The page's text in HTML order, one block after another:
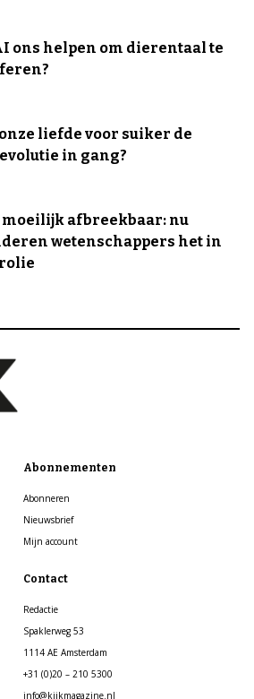
ons helpen om dierentaal te
liefde voor suiker de
in gang?
moeilijk afbreekbaar: nu
wetenschappers het in
Abonnementen
Abonneren
Nieuwsbrief
Mijn account
Contact
Redactie
Spaklerweg 53
1114 AE Amsterdam
+31 (0)20 – 210 5300
info@kijkmagazine.nl